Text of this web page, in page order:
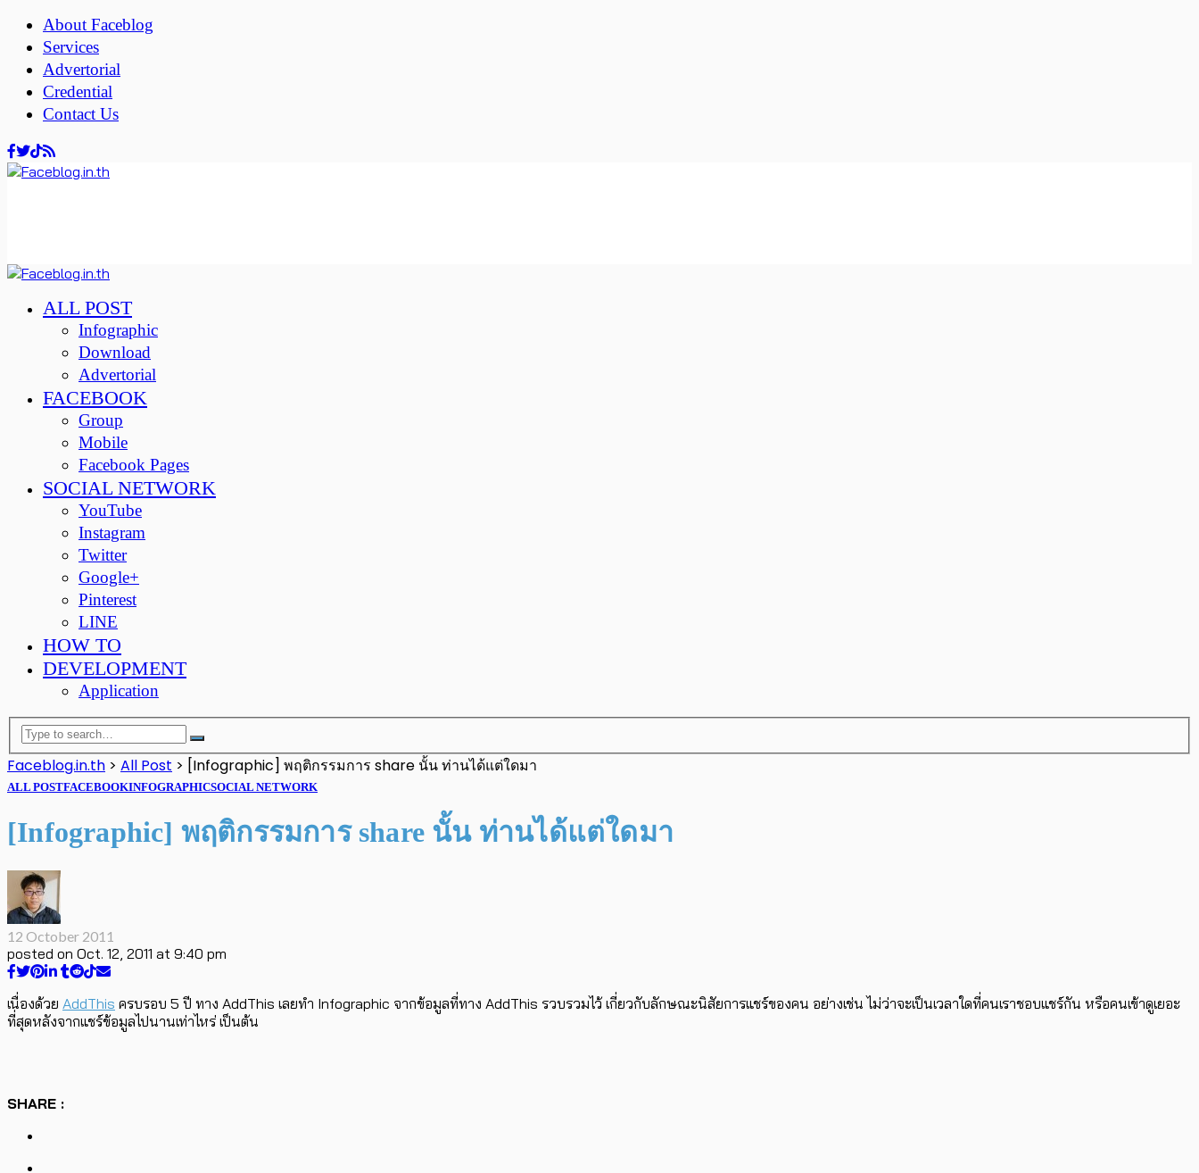
About Faceblog
Services
Advertorial
Credential
Contact Us
ALL POST
Infographic
Download
Advertorial
FACEBOOK
Group
Mobile
Facebook Pages
SOCIAL NETWORK
YouTube
Instagram
Twitter
Google+
Pinterest
LINE
HOW TO
DEVELOPMENT
Application
Faceblog.in.th > All Post > [Infographic] พฤติกรรมการ share นั้น ท่านได้แต่ใดมา
ALL POSTFACEBOOKINFOGRAPHICSOCIAL NETWORK
[Infographic] พฤติกรรมการ share นั้น ท่านได้แต่ใดมา
12 October 2011
posted on Oct. 12, 2011 at 9:40 pm
เนื่องด้วย AddThis ครบรอบ 5 ปี ทาง AddThis เลยทำ Infographic จากข้อมูลที่ทาง AddThis รวบรวมไว้ เกี่ยวกับลักษณะนิสัยการแชร์ของคน อย่างเช่น ไม่ว่าจะเป็นเวลาใดที่คนเราชอบแชร์กัน หรือคนเข้าดูเยอะ
ที่สุดหลังจากแชร์ข้อมูลไปนานเท่าไหร่ เป็นต้น
SHARE :